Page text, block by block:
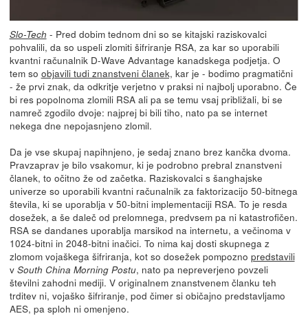
Slo-Tech - Pred dobim tednom dni so se kitajski raziskovalci
pohvalili, da so uspeli zlomiti šifriranje RSA, za kar so uporabili
kvantni računalnik D-Wave Advantage kanadskega podjetja. O
tem so objavili tudi znanstveni članek, kar je - bodimo pragmatični
- že prvi znak, da odkritje verjetno v praksi ni najbolj uporabno. Če
bi res popolnoma zlomili RSA ali pa se temu vsaj približali, bi se
namreč zgodilo dvoje: najprej bi bili tiho, nato pa se internet
nekega dne nepojasnjeno zlomil.
Da je vse skupaj napihnjeno, je sedaj znano brez kančka dvoma.
Pravzaprav je bilo vsakomur, ki je podrobno prebral znanstveni
članek, to očitno že od začetka. Raziskovalci s šanghajske
univerze so uporabili kvantni računalnik za faktorizacijo 50-bitnega
števila, ki se uporablja v 50-bitni implementaciji RSA. To je resda
dosežek, a še daleč od prelomnega, predvsem pa ni katastrofičen.
RSA se dandanes uporablja marsikod na internetu, a večinoma v
1024-bitni in 2048-bitni inačici. To nima kaj dosti skupnega z
zlomom vojaškega šifriranja, kot so dosežek pompozno predstavili
v South China Morning Postu, nato pa nepreverjeno povzeli
številni zahodni mediji. V originalnem znanstvenem članku teh
trditev ni, vojaško šifriranje, pod čimer si običajno predstavljamo
AES, pa sploh ni omenjeno.